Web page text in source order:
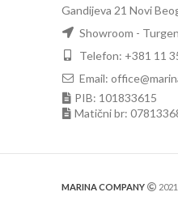
Gandijeva 21 Novi
Showroom -
Telefon: +381 11
Email:
PIB: 101833615
Matični br:
MARINA COMPANY 2021